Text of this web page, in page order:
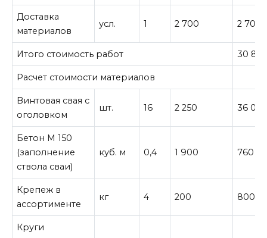
Доставка
материалов
усл. 1 2 700 2 700
Итого стоимость работ 30
Расчет стоимости материалов
Винтовая свая с
оголовком
шт. 16 2 250 36
Бетон М 150
(заполнение
ствола сваи)
куб. м 0,4 1 900 760
Крепеж в
ассортименте
кг 4 200 800
Круги